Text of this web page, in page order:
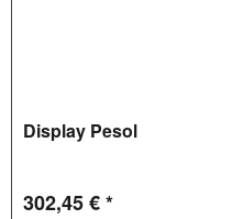
Display Pesol
302,45 € *